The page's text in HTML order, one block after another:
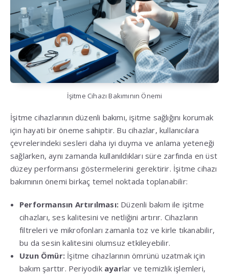
İşitme Cihazı Bakımının Önemi
İşitme cihazlarının düzenli bakımı, işitme sağlığını korumak
için hayati bir öneme sahiptir. Bu cihazlar, kullanıcılara
çevrelerindeki sesleri daha iyi duyma ve anlama yeteneği
sağlarken, aynı zamanda kullanıldıkları süre zarfında en üst
düzey performansı göstermelerini gerektirir. İşitme cihazı
bakımının önemi birkaç temel noktada toplanabilir:
Performansın Artırılması: Düzenli bakım ile işitme
cihazları, ses kalitesini ve netliğini artırır. Cihazların
filtreleri ve mikrofonları zamanla toz ve kirle tıkanabilir,
bu da sesin kalitesini olumsuz etkileyebilir.
Uzun Ömür: İşitme cihazlarının ömrünü uzatmak için
bakım şarttır. Periyodik ayarlar ve temizlik işlemleri,